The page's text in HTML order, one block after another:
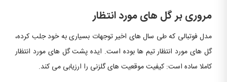
مروری بر گل های مورد انتظار
مدل فوتبالی که طی سال های اخیر توجهات بسیاری به خود جلب کرده،
گل های مورد انتظار تیم ها بوده است. ایده پشت گل های مورد انتظار
کاملا ساده است: کیفیت موقعیت های گلزنی را ارزیابی می کند.